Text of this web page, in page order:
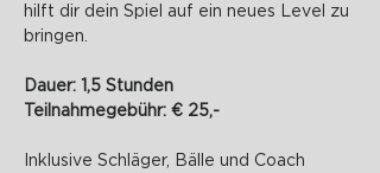
hilft dir dein Spiel auf ein neues Level zu
bringen.
Dauer: 1,5 Stunden
Teilnahmegebühr: € 25,-
Inklusive Schläger, Bälle und Coach